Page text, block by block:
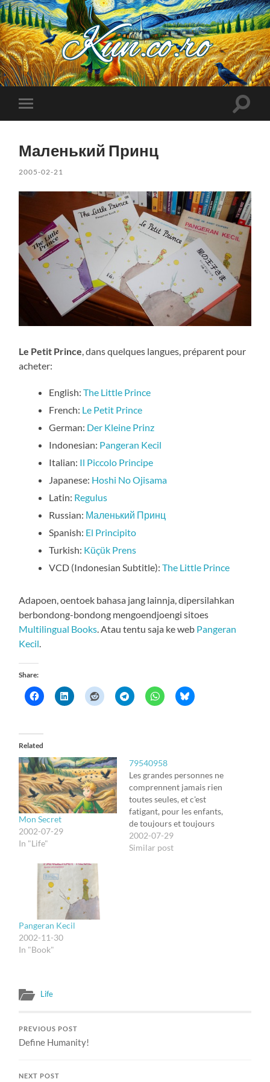
Kuncoro++
Toggle
mobile
Toggle
Маленький Принц
2005-02-21
Le Petit Prince, dans quelques langues, préparent pour
acheter:
English:The Little Prince
French: Le Petit Prince
German: Der Kleine Prinz
Indonesian: Pangeran Kecil
Italian: Il Piccolo Principe
Japanese: Hoshi No Ojisama
Latin: Regulus
Russian: Маленький Принц
Spanish: El Principito
Turkish: Küçük Prens
VCD (Indonesian Subtitle):The Little Prince
Adapoen, oentoek bahasa jang lainnja, dipersilahkan
berbondong-bondong mengoendjoengi sitoes
Multilingual Books. Atau tentu saja ke web Pangeran
Kecil.
Share:
Related
Mon Secret
2002-07-29
In "Life"
79540958
Les grandes personnes ne
comprennent jamais rien
toutes seules, et c'est
fatigant, pour les enfants,
de toujours et toujours
leur donner des
explications. Orang
2002-07-29
Similar post
Pangeran Kecil
2002-11-30
In "Book"
Life
PREVIOUS POST
Define Humanity!
NEXT POST